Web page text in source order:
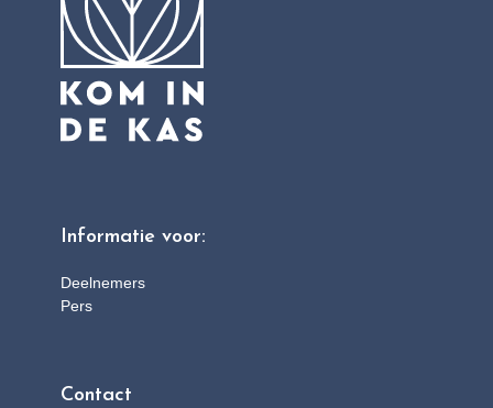
Informatie voor:
Deelnemers
Pers
Contact